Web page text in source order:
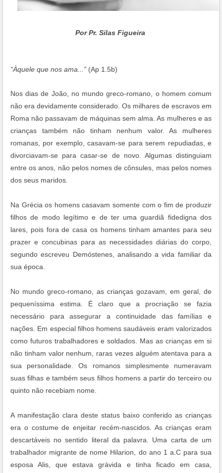
Por Pr. Silas Figueira
“Àquele que nos ama...” (Ap 1.5b)
Nos dias de João, no mundo greco-romano, o homem comum
não era devidamente considerado. Os milhares de escravos em
Roma não passavam de máquinas sem alma. As mulheres e as
crianças também não tinham nenhum valor. As mulheres
romanas, por exemplo, casavam-se para serem repudiadas, e
divorciavam-se para casar-se de novo. Algumas distinguiam
entre os anos, não pelos nomes de cônsules, mas pelos nomes
dos seus maridos.
Na Grécia os homens casavam somente com o fim de produzir
filhos de modo legítimo e de ter uma guardiã fidedigna dos
lares, pois fora de casa os homens tinham amantes para seu
prazer e concubinas para as necessidades diárias do corpo,
segundo escreveu Demóstenes, analisando a vida familiar da
sua época.
No mundo greco-romano, as crianças gozavam, em geral, de
pequeníssima estima. É claro que a procriação se fazia
necessário para assegurar a continuidade das famílias e
nações. Em especial filhos homens saudáveis eram valorizados
como futuros trabalhadores e soldados. Mas as crianças em si
não tinham valor nenhum, raras vezes alguém atentava para a
sua personalidade. Os romanos simplesmente numeravam
suas filhas e também seus filhos homens a partir do terceiro ou
quinto não recebiam nome.
A manifestação clara deste status baixo conferido as crianças
era o costume de enjeitar recém-nascidos. As crianças eram
descartáveis no sentido literal da palavra. Uma carta de um
trabalhador migrante de nome Hilarion, do ano 1 a.C para sua
esposa Alis, que estava grávida e tinha ficado em casa,